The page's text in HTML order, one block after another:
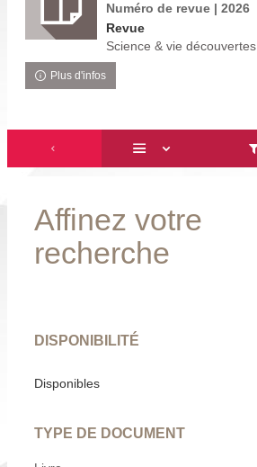
Numéro de revue | 2026
Revue
Science & vie découvertes
Plus d'infos
Affinez votre
recherche
DISPONIBILITÉ
Disponibles
-
ajouter
TYPE DE DOCUMENT